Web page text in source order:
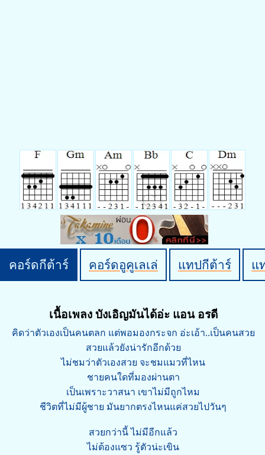
คอร์ดกีต้าร์ คอร์ดอูคูเลเล่ แทปกีต้าร์ แ
เนื้อเพลง บังเอิญมันได้อ่ะ แอน อรดี
คิดว่าตัวเองเป็นคนตลก แต่พอมองกระจก อ่ะเอ้า..เป็นคนสวย
สวยแล้วยังน่ารักอีกด้วย
ไม่ชมว่าตัวเองสวย จะชมแมวที่ไหน
ชายคนใดที่มองผ่านตา
เป็นเพราะวาสนา เขาไม่มีถูกไหม
ชีวิตที่ไม่มีผู้ชาย มันยากตรงไหนแค่สวยไปวันๆ
สวยกว่านี้ ไม่มีอีกแล้ว
ไม่ต้องแซว รู้ตัวน่ะเขิน